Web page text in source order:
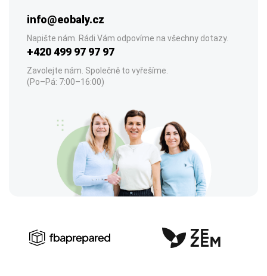
info@eobaly.cz
Napište nám. Rádi Vám odpovíme na všechny dotazy.
+420 499 97 97 97
Zavolejte nám. Společně to vyřešíme.
(Po–Pá: 7:00–16:00)